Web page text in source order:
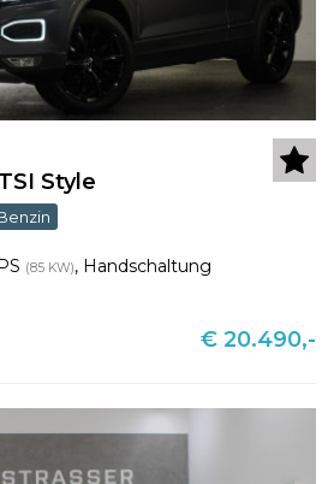
Style
(85 KW), Handschaltung
€ 20.490,-